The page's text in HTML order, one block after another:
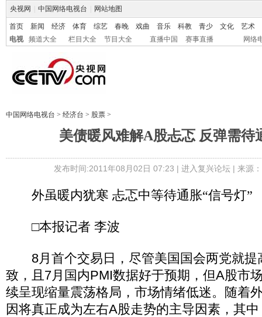
央视网 中国网络电视台 网站地图
首页 新闻 经济 体育 综艺 春晚 戏曲 音乐 科教 青少 文化
艺术
电视
频道大全 栏目大全 节目大全 直播中国 赛事直播 网络
中国网络电视台 > 经济台 > 股票 >
美债暖风难解A股忐忑 反弹需待
发布时间:2011年08月02日 07:23 | 进入复兴论坛 | 来源
外虽暖内犹寒 忐忑中等待通胀“信号灯”
□本报记者 李波
8月首个交易日，尽管美国国会两党就提
致，且7月国内PMI数据好于预期，但A股市
续呈现缩量震荡格局，市场情绪低迷。随着
因将真正成为左右A股走势的主导因素，其